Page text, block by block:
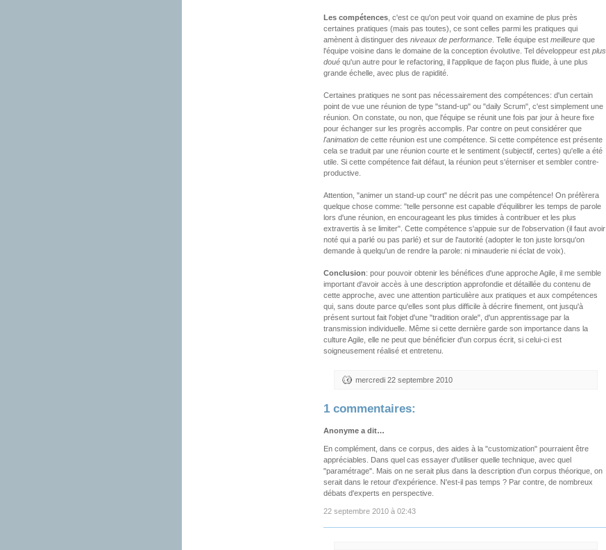
Les compétences, c'est ce qu'on peut voir quand on examine de plus près
certaines pratiques (mais pas toutes), ce sont celles parmi les pratiques qui
amènent à distinguer des niveaux de performance. Telle équipe est meilleureque
l'équipe voisine dans le domaine de la conception évolutive. Tel développeur est plus
douéqu'un autre pour le refactoring, il l'applique de façon plus fluide, à une plus
grande échelle, avec plus de rapidité.
Certaines pratiques ne sont pas nécessairement des compétences: d'un certain
point de vue une réunion de type "stand-up" ou "daily Scrum", c'est simplement une
réunion. On constate, ou non, que l'équipe se réunit une fois par jour à heure fixe
pour échanger sur les progrès accomplis. Par contre on peut considérer que
l'animationde cette réunion est une compétence. Si cette compétence est présente
cela se traduit par une réunion courte et le sentiment (subjectif, certes) qu'elle a été
utile. Si cette compétence fait défaut, la réunion peut s'éterniser et sembler contre-
productive.
Attention, "animer un stand-up court" ne décrit pas une compétence! On préfèrera
quelque chose comme: "telle personne est capable d'équilibrer les temps de parole
lors d'une réunion, en encourageant les plus timides à contribuer et les plus
extravertis à se limiter". Cette compétence s'appuie sur de l'observation (il faut avoir
noté qui a parlé ou pas parlé) et sur de l'autorité (adopter le ton juste lorsqu'on
demande à quelqu'un de rendre la parole: ni minauderie ni éclat de voix).
Conclusion: pour pouvoir obtenir les bénéfices d'une approche Agile, il me semble
important d'avoir accès à une description approfondie et détaillée du contenu de
cette approche, avec une attention particulière aux pratiques et aux compétences
qui, sans doute parce qu'elles sont plus difficile à décrire finement, ont jusqu'à
présent surtout fait l'objet d'une "tradition orale", d'un apprentissage par la
transmission individuelle. Même si cette dernière garde son importance dans la
culture Agile, elle ne peut que bénéficier d'un corpus écrit, si celui-ci est
soigneusement réalisé et entretenu.
mercredi 22 septembre 2010
1 commentaires:
Anonyme a dit…
En complément, dans ce corpus, des aides à la "customization" pourraient être
appréciables. Dans quel cas essayer d'utiliser quelle technique, avec quel
"paramétrage". Mais on ne serait plus dans la description d'un corpus théorique, on
serait dans le retour d'expérience. N'est-il pas temps ? Par contre, de nombreux
débats d'experts en perspective.
22 septembre 2010 à 02:43